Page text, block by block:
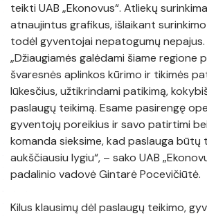
teikti UAB „Ekonovus“. Atliekų
atnaujintus grafikus, išlaikant
todėl gyventojai nepatogumų nepajus.
„Džiaugiamės galėdami šiame regione
švaresnės aplinkos kūrimo ir tikimės
lūkesčius, užtikrindami patikimą,
paslaugų teikimą. Esame pasirengę
gyventojų poreikius ir savo patirtimi
komanda sieksime, kad paslauga būtų
aukščiausiu lygiu“, – sako UAB
padalinio vadovė Gintarė Pocevičiūtė.
Kilus klausimų dėl paslaugų teikimo,